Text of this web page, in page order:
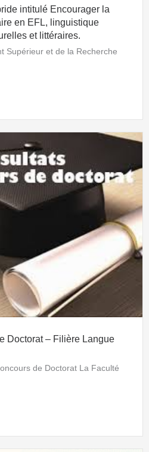
intitulé Encourager la
en EFL, linguistique
et littéraires.
Supérieur et de la Recherche
Doctorat – Filière Langue
de Doctorat La Faculté